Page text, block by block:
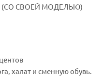
(СО СВОЕЙ МОДЕЛЬЮ)
халат и сменную обувь.